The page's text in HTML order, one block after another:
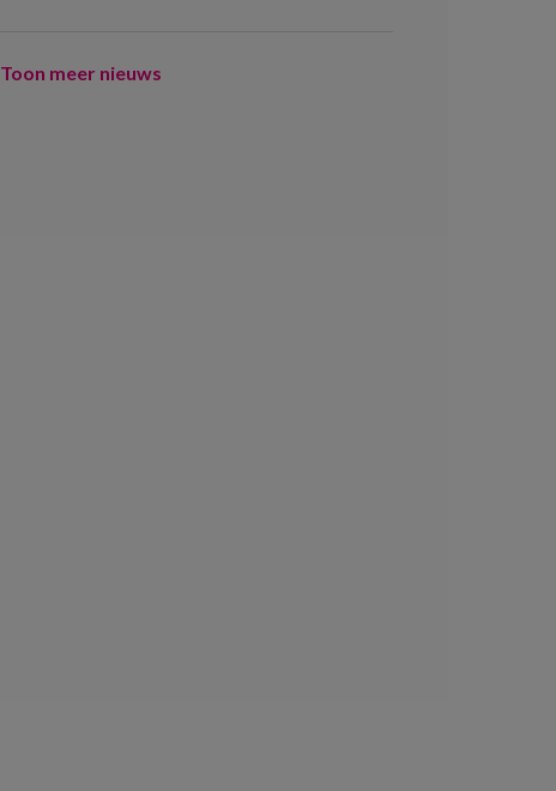
Toon meer nieuws